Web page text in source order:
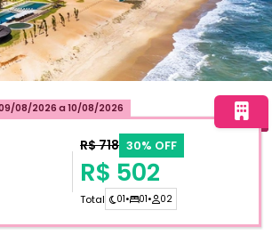
08/2026 a 10/08/2026
R$ 718 30% OFF
R$ 502
Total 01• 01• 02